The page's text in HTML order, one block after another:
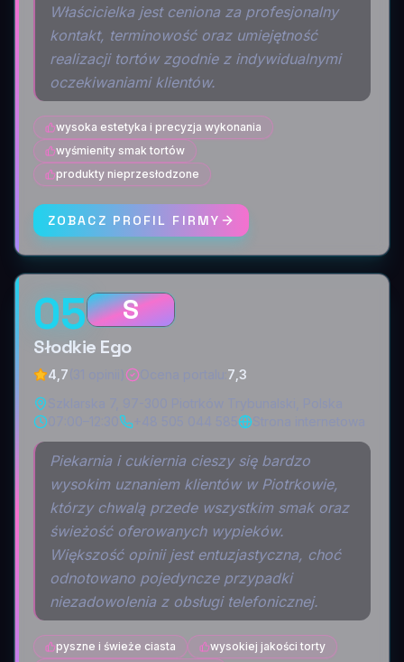
Właścicielka jest ceniona za profesjonalny
kontakt, terminowość oraz umiejętność
realizacji tortów zgodnie z indywidualnymi
oczekiwaniami klientów.
wysoka estetyka i precyzja wykonania
wyśmienity smak tortów
produkty nieprzesłodzone
ZOBACZ PROFIL FIRMY
05 S
Słodkie Ego
4,7
7,3
Piekarnia i cukiernia cieszy się bardzo
wysokim uznaniem klientów w Piotrkowie,
którzy chwalą przede wszystkim smak oraz
świeżość oferowanych wypieków.
Większość opinii jest entuzjastyczna, choć
odnotowano pojedyncze przypadki
niezadowolenia z obsługi telefonicznej.
pyszne i świeże ciasta
wysokiej jakości torty